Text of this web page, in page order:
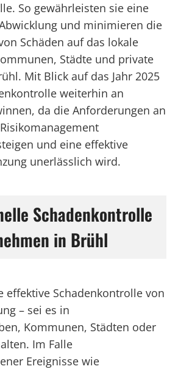
So gewährleisten sie eine
und minimieren die
Schäden auf das lokale
Städte und private
Mit Blick auf das Jahr 2025
weiterhin an
da die Anforderungen an
und eine effektive
unerlässlich wird.
Schadenkontrolle
in Brühl
effektive Schadenkontrolle von
– sei es in
Kommunen, Städten oder
Im Falle
Ereignisse wie